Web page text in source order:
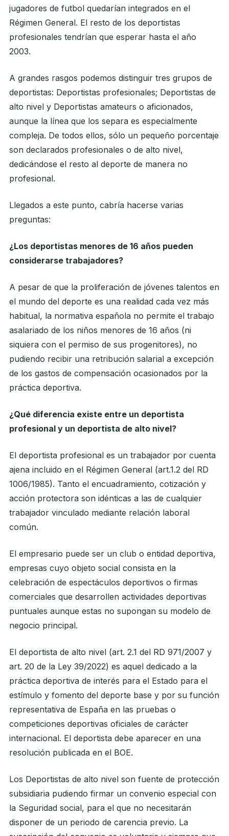
jugadores de futbol quedarían integrados en el
Régimen General. El resto de los deportistas
profesionales tendrían que esperar hasta el año
2003.
A grandes rasgos podemos distinguir tres grupos de
deportistas: Deportistas profesionales; Deportistas de
alto nivel y Deportistas amateurs o aficionados,
aunque la línea que los separa es especialmente
compleja. De todos ellos, sólo un pequeño porcentaje
son declarados profesionales o de alto nivel,
dedicándose el resto al deporte de manera no
profesional.
Llegados a este punto, cabría hacerse varias
preguntas:
¿Los deportistas menores de 16 años pueden
considerarse trabajadores?
A pesar de que la proliferación de jóvenes talentos en
el mundo del deporte es una realidad cada vez más
habitual, la normativa española no permite el trabajo
asalariado de los niños menores de 16 años (ni
siquiera con el permiso de sus progenitores), no
pudiendo recibir una retribución salarial a excepción
de los gastos de compensación ocasionados por la
práctica deportiva.
¿Qué diferencia existe entre un deportista
profesional y un deportista de alto nivel?
El deportista profesional es un trabajador por cuenta
ajena incluido en el Régimen General (art.1.2 del RD
1006/1985). Tanto el encuadramiento, cotización y
acción protectora son idénticas a las de cualquier
trabajador vinculado mediante relación laboral
común.
El empresario puede ser un club o entidad deportiva,
empresas cuyo objeto social consista en la
celebración de espectáculos deportivos o firmas
comerciales que desarrollen actividades deportivas
puntuales aunque estas no supongan su modelo de
negocio principal.
El deportista de alto nivel (art. 2.1 del RD 971/2007 y
art. 20 de la Ley 39/2022) es aquel dedicado a la
práctica deportiva de interés para el Estado para el
estímulo y fomento del deporte base y por su función
representativa de España en las pruebas o
competiciones deportivas oficiales de carácter
internacional. El deportista debe aparecer en una
resolución publicada en el BOE.
Los Deportistas de alto nivel son fuente de protección
subsidiaria pudiendo firmar un convenio especial con
la Seguridad social, para el que no necesitarán
disponer de un periodo de carencia previo. La